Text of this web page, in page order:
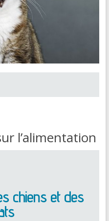
l’alimentation
chiens et des